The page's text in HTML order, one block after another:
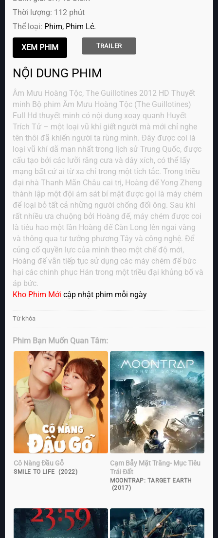
Thời lượng: 112 phút
Thể loại: Phim Phim Lẻ
TRAILER
NỘI DUNG PHIM
Âm Mưu Hoàng Tộc, The Guillotines 2012 HD Thuyết
minh Bộ phim Âm Mưu Hoàng Tộc (The Guillotines)
Full Hd thuyết minh có nội dung xoay quanh Huyết
Trích Tử – một loại vũ khí giết người mà mới chỉ nghe
tên thôi đã khiến người ta rùng mình. Đây được coi là
loại vũ khí dã man nhất trong lịch sử Trung Quốc, được
cấu tạo bởi các lưỡi răng cưa và dây xích, có thể lấy
mạng bất cứ ai từ xa chỉ trong một tích tắc. Trong triều
đại nhà Thanh Mãn Châu cai trị, Hoàng đế Yong Zheng
thành lập một đội ám sát bí mật được gọi là máy chém
để loại bỏ tất cả những người chống đối ông. Sau khi
rất nhiều ưa chuộng bởi Hoàng đế, máy chém được coi
là tiêu hao một lần Hoàng đế Càn Long lên ngai vàng
và thông qua tư tưởng phương Tây và công nghệ. Để
củng cố quyền lực của mình theo một chế độ mới,
Hoàng đế vẫn tiếp tục sử dụng các máy chém để bức
hại các chinh phục Hán trong một triều đại khủng bố và
áp bức.
Kho Phim Mới cập nhật phim mỗi ngày
Từ khóa
Phim Bạn Muốn Quan Tâm:
Cô Nàng Đầu Gỗ
SMILE TO LIFE (2022)
Cạm Bẫy Mặt Trăng- Mục Tiêu
Trái Đất
MOONTRAP: TARGET EARTH
(2017)